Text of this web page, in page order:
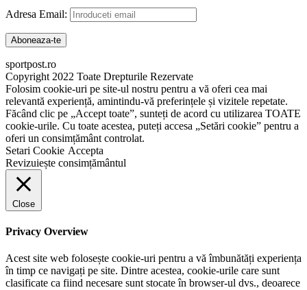
Adresa Email:
sportpost.ro
Copyright 2022 Toate Drepturile Rezervate
Folosim cookie-uri pe site-ul nostru pentru a vă oferi cea mai
relevantă experiență, amintindu-vă preferințele și vizitele repetate.
Făcând clic pe „Accept toate”, sunteți de acord cu utilizarea TOATE
cookie-urile. Cu toate acestea, puteți accesa „Setări cookie” pentru a
oferi un consimțământ controlat.
Setari Cookie Accepta
Revizuiește consimțământul
Close
Privacy Overview
Acest site web folosește cookie-uri pentru a vă îmbunătăți experiența
în timp ce navigați pe site. Dintre acestea, cookie-urile care sunt
clasificate ca fiind necesare sunt stocate în browser-ul dvs., deoarece